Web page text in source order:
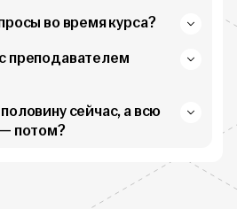
во время курса?
преподавателем
сейчас, а всю
потом?